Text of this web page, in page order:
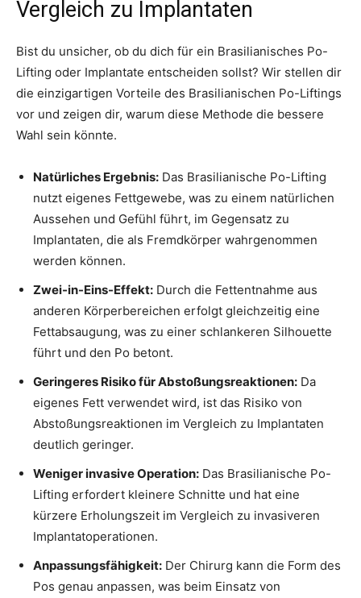
Vergleich zu Implantaten
Bist du unsicher, ob du dich für ein Brasilianisches Po-
Lifting oder Implantate entscheiden sollst? Wir stellen dir
die einzigartigen Vorteile des Brasilianischen Po-Liftings
vor und zeigen dir, warum diese Methode die bessere
Wahl sein könnte.
Natürliches Ergebnis: Das Brasilianische Po-Lifting
nutzt eigenes Fettgewebe, was zu einem natürlichen
Aussehen und Gefühl führt, im Gegensatz zu
Implantaten, die als Fremdkörper wahrgenommen
werden können.
Zwei-in-Eins-Effekt: Durch die Fettentnahme aus
anderen Körperbereichen erfolgt gleichzeitig eine
Fettabsaugung, was zu einer schlankeren Silhouette
führt und den Po betont.
Geringeres Risiko für Abstoßungsreaktionen: Da
eigenes Fett verwendet wird, ist das Risiko von
Abstoßungsreaktionen im Vergleich zu Implantaten
deutlich geringer.
Weniger invasive Operation: Das Brasilianische Po-
Lifting erfordert kleinere Schnitte und hat eine
kürzere Erholungszeit im Vergleich zu invasiveren
Implantatoperationen.
Anpassungsfähigkeit: Der Chirurg kann die Form des
Pos genau anpassen, was beim Einsatz von